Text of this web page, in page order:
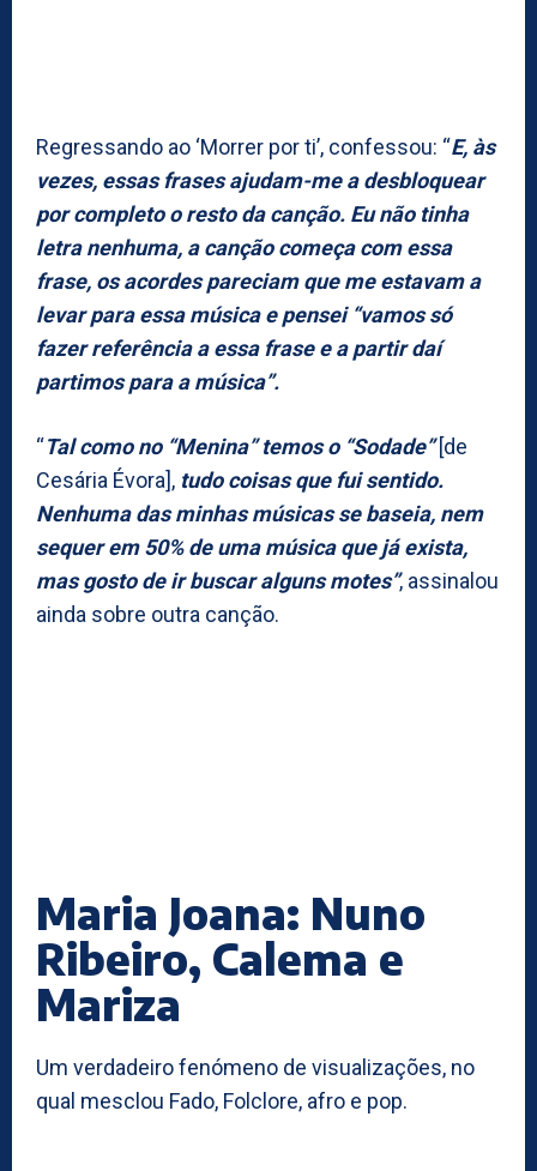
Regressando ao ‘Morrer por ti’, confessou: “E, às
vezes, essas frases ajudam-me a desbloquear
por completo o resto da canção. Eu não tinha
letra nenhuma, a canção começa com essa
frase, os acordes pareciam que me estavam a
levar para essa música e pensei “vamos só
fazer referência a essa frase e a partir daí
partimos para a música”.
“Tal como no “Menina” temos o “Sodade”[de
Cesária Évora], tudo coisas que fui sentido.
Nenhuma das minhas músicas se baseia, nem
sequer em 50% de uma música que já exista,
mas gosto de ir buscar alguns motes”, assinalou
ainda sobre outra canção.
Maria Joana: Nuno
Ribeiro, Calema e
Mariza
Um verdadeiro fenómeno de visualizações, no
qual mesclou Fado, Folclore, afro e pop.